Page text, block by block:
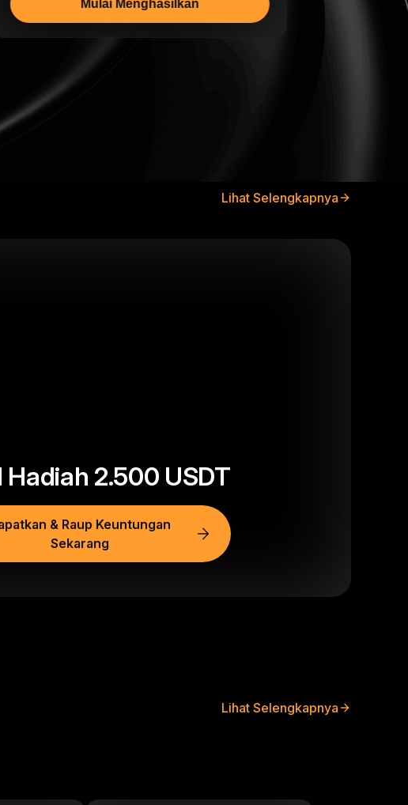
Lihat Selengkapnya
Hadiah 2.500 USDT
& Raup Keuntungan
Sekarang
Lihat Selengkapnya